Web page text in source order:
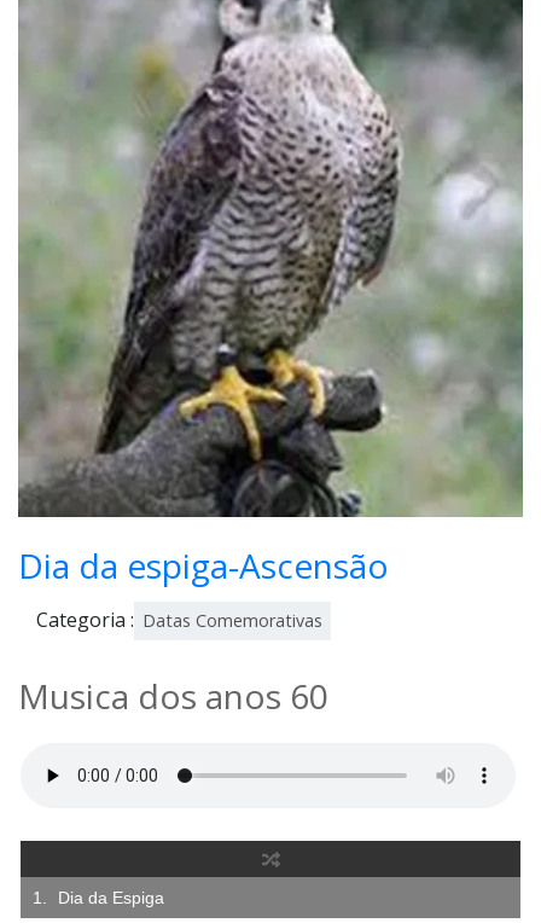
202
Dia da espiga-Ascensão
Categoria : Datas Comemorativas
Musica dos anos 60
Dia da Espiga